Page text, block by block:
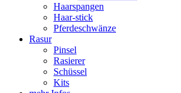
Haarspangen
Haar-stick
Pferdeschwänze
Rasur
Pinsel
Rasierer
Schüssel
Kits